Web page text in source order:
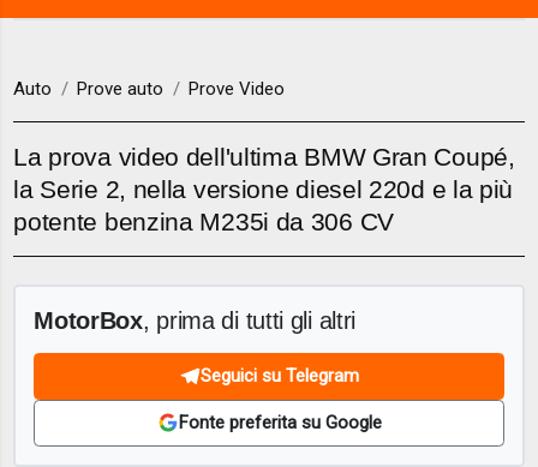
e
o
Auto Prove auto Prove Video
La prova video dell'ultima BMW Gran Coupé,
la Serie 2, nella versione diesel 220d e la più
potente benzina M235i da 306 CV
MotorBox, prima di tutti gli altri
Seguici su Telegram
Fonte preferita su Google